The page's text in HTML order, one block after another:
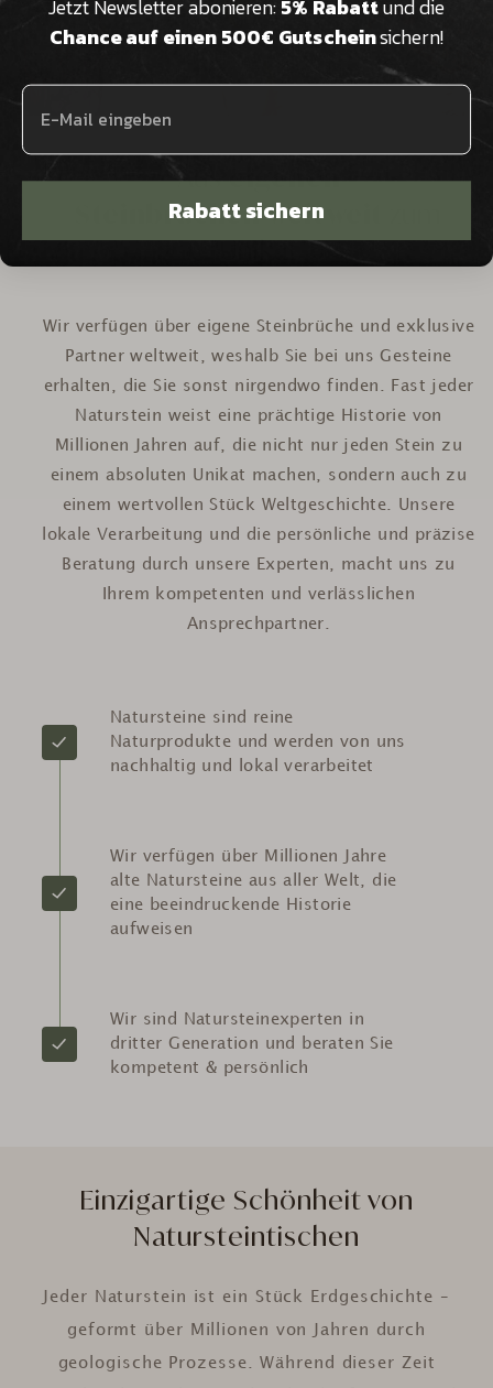
Auseigenen
Steinbrüchen weltweit
Unikat
Wir verfügen über eigene Steinbrüche und exklusive
Partner weltweit, weshalb Sie bei uns Gesteine
erhalten, die Sie sonst nirgendwo finden. Fast jeder
Naturstein weist eine prächtige Historie von
Millionen Jahren auf, die nicht nur jeden Stein zu
einem absoluten Unikat machen, sondern auch zu
einem wertvollen Stück Weltgeschichte. Unsere
lokale Verarbeitung und die persönliche und präzise
Beratung durch unsere Experten, macht uns zu
Ihrem kompetenten und verlässlichen
Ansprechpartner.
Natursteine sind reine
Naturprodukte und werden von uns
nachhaltig und lokal verarbeitet
Wir verfügen über Millionen Jahre
alte Natursteine aus aller Welt, die
eine beeindruckende Historie
aufweisen
Wir sind Natursteinexperten in
dritter Generation und beraten Sie
kompetent & persönlich
Einzigartige Schönheit von
Natursteintischen
Jeder Naturstein ist ein Stück Erdgeschichte –
geformt über Millionen von Jahren durch
geologische Prozesse. Während dieser Zeit
Jetzt Newsletter abonieren:5% Rabattund die
Chance auf einen 500€ Gutscheinsichern!
Rabatt sichern